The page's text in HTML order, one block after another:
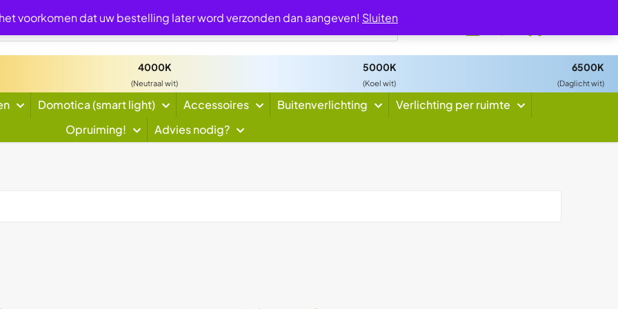
4000K
(Neutraal wit)
5000K
(Koel wit)
6500K
(Daglicht wit)
Domotica (smart light) Accessoires Buitenverlichting
Verlichting per ruimte
Opruiming!
Advies nodig?
voorkomen dat uw bestelling later word verzonden dan aangeven! Sluiten